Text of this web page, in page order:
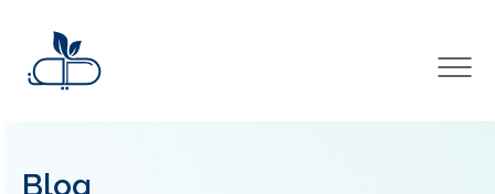
×
Blog